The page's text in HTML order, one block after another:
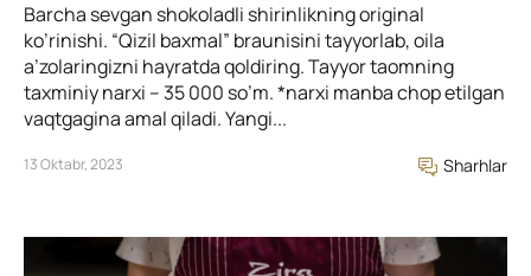
Barcha sevgan shokoladli shirinlikning original
ko’rinishi. “Qizil baxmal” braunisini tayyorlab, oila
a’zolaringizni hayratda qoldiring. Tayyor taomning
taxminiy narxi – 35 000 so’m. *narxi manba chop etilgan
vaqtgagina amal qiladi. Yangi...
13 Oktabr, 2023 Sharhlar